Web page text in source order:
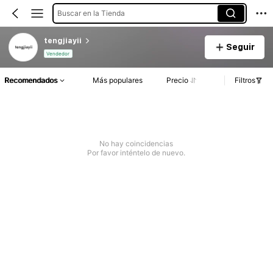
Buscar en la Tienda
tengjiayii
Vendedor
Seguir
Recomendados Más populares Precio Filtros
No hay coincidencias
Por favor inténtelo de nuevo.